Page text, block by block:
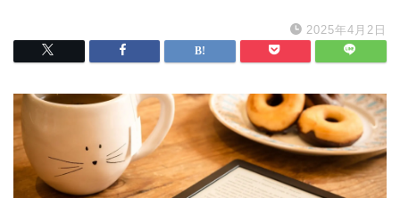
2025年4月2日